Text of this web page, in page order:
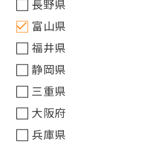
長野県
富山県
福井県
静岡県
三重県
大阪府
兵庫県